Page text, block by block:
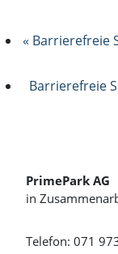
« Barrierefreie
Barrierefreie
PrimePark AG
in
Telefon: 071